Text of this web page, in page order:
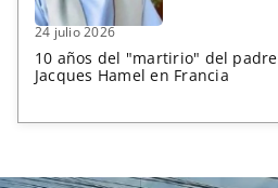
24 julio 2026
10 años del "martirio" del padre
Jacques Hamel en Francia